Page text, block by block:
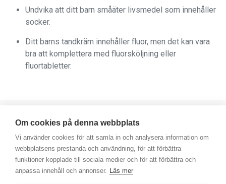
Undvika att ditt barn småäter livsmedel som innehåller
socker.
Ditt barns tandkräm innehåller fluor, men det kan vara
bra att komplettera med fluorsköljning eller
fluortabletter.
© 2025 Scandinavian Good Business AB
-Integritetspolicy
Om cookies på denna webbplats
Vi använder cookies för att samla in och analysera information om
webbplatsens prestanda och användning, för att förbättra
funktioner kopplade till sociala medier och för att förbättra och
anpassa innehåll och annonser. Läs mer